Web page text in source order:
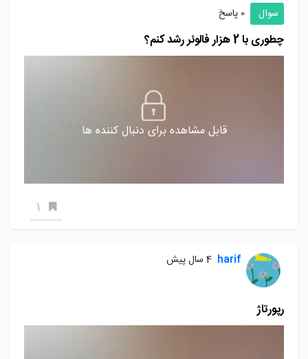
سوال 0 پاسخ
چطوری با 2 هزار فالوئر رشد کنم؟
قابل مشاهده برای دنبال کننده ها
1
harif 4 سال پیش
رپورتاژ